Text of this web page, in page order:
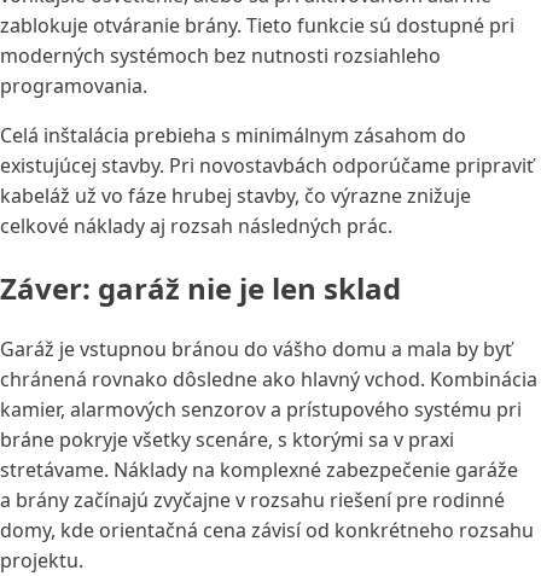
zablokuje otváranie brány. Tieto funkcie sú dostupné pri
moderných systémoch bez nutnosti rozsiahleho
programovania.
Celá inštalácia prebieha s minimálnym zásahom do
existujúcej stavby. Pri novostavbách odporúčame pripraviť
kabeláž už vo fáze hrubej stavby, čo výrazne znižuje
celkové náklady aj rozsah následných prác.
Záver: garáž nie je len sklad
Garáž je vstupnou bránou do vášho domu a mala by byť
chránená rovnako dôsledne ako hlavný vchod. Kombinácia
kamier, alarmových senzorov a prístupového systému pri
bráne pokryje všetky scenáre, s ktorými sa v praxi
stretávame. Náklady na komplexné zabezpečenie garáže
a brány začínajú zvyčajne v rozsahu riešení pre rodinné
domy, kde orientačná cena závisí od konkrétneho rozsahu
projektu.